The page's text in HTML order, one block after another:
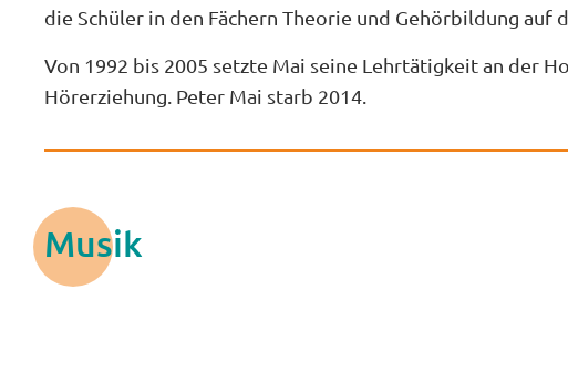
die Schüler in den Fächern Theorie und Gehörbildung
Von 1992 bis 2005 setzte Mai seine Lehrtätigkeit an der
Hörerziehung. Peter Mai starb 2014.
Musik